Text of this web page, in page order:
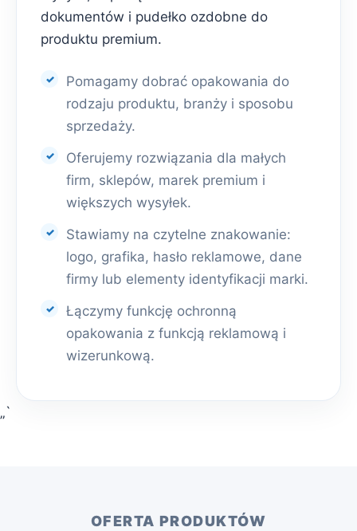
dokumentów i pudełko ozdobne do
produktu premium.
Pomagamy dobrać opakowania do
rodzaju produktu, branży i sposobu
sprzedaży.
Oferujemy rozwiązania dla małych
firm, sklepów, marek premium i
większych wysyłek.
Stawiamy na czytelne znakowanie:
logo, grafika, hasło reklamowe, dane
firmy lub elementy identyfikacji marki.
Łączymy funkcję ochronną
opakowania z funkcją reklamową i
wizerunkową.
„`
OFERTA PRODUKTÓW